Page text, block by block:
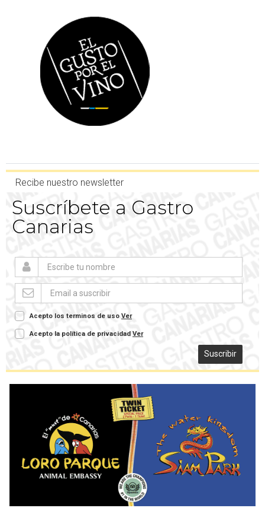
Recibe nuestro newsletter
Suscríbete a Gastro
Canarias
Acepto los terminos de uso Ver
Acepto la política de privacidad Ver
Suscribir